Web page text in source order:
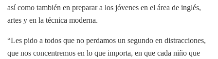
así como también en preparar a los jóvenes en el área de inglés,
artes y en la técnica moderna.
“Les pido a todos que no perdamos un segundo en distracciones,
que nos concentremos en lo que importa, en que cada niño que